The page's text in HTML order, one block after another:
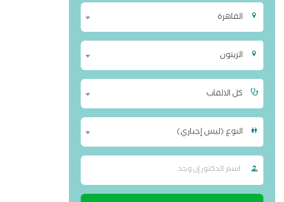
القاهرة
الزيتون
كل الالقاب
النوع (ليس إجباري)